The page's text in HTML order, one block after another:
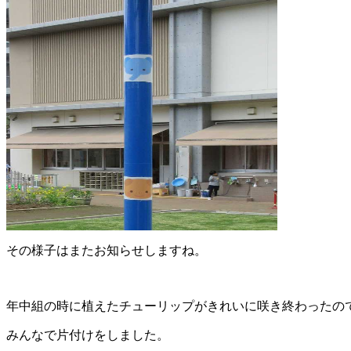
その様子はまたお知らせしますね。
年中組の時に植えたチューリップがきれいに咲き終わったの
みんなで片付けをしました。